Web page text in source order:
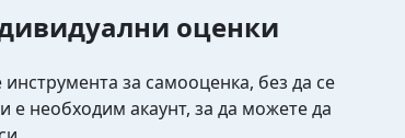
оценки
за самооценка, без да се
е необходим акаунт, за да можете да